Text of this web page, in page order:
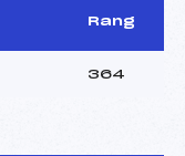
Rang
364